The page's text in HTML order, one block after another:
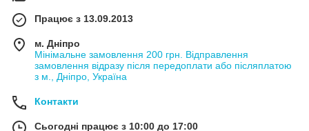
Працює з 13.09.2013
м. Дніпро
Мінімальне замовлення 200 грн. Відправлення
замовлення відразу після передоплати або післяплатою
з м., Дніпро, Україна
Контакти
Сьогодні працює з 10:00 до 17:00